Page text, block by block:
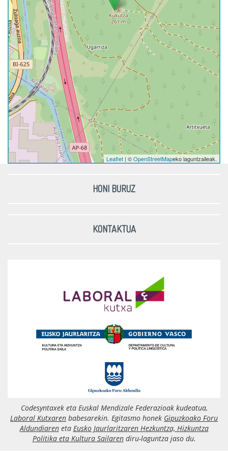
Leaflet | ©OpenStreetMapeko laguntzaileak.
HONI BURUZ
KONTAKTUA
Codesyntaxek eta Euskal Mendizale Federazioak kudeatua,
Laboral Kutxaren babesarekin. Egitasmo honek Gipuzkoako Foru
Aldundiareneta Eusko Jaurlaritzaren Hezkuntza, Hizkuntza
Politika eta Kultura Sailarendiru-laguntza jaso du.